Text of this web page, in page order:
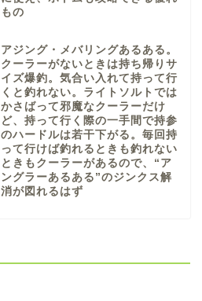
もの
アジング・メバリングあるある。
クーラーがないときは持ち帰りサ
イズ爆釣。気合い入れて持って行
くと釣れない。ライトソルトでは
かさばって邪魔なクーラーだけ
ど、持って行く際の一手間で持参
のハードルは若干下がる。毎回持
って行けば釣れるときも釣れない
ときもクーラーがあるので、“ア
ングラーあるある”のジンクス解
消が図れるはず